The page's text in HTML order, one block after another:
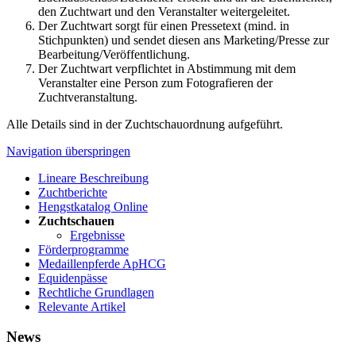
den Zuchtwart und den Veranstalter weitergeleitet.
Der Zuchtwart sorgt für einen Pressetext (mind. in
Stichpunkten) und sendet diesen ans Marketing/Presse zur
Bearbeitung/Veröffentlichung.
Der Zuchtwart verpflichtet in Abstimmung mit dem
Veranstalter eine Person zum Fotografieren der
Zuchtveranstaltung.
Alle Details sind in der Zuchtschauordnung aufgeführt.
Navigation überspringen
Lineare Beschreibung
Zuchtberichte
Hengstkatalog Online
Zuchtschauen
Ergebnisse
Förderprogramme
Medaillenpferde ApHCG
Equidenpässe
Rechtliche Grundlagen
Relevante Artikel
News